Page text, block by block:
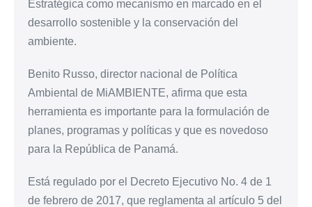
Estratégica como mecanismo en marcado en el
desarrollo sostenible y la conservación del
ambiente.
Benito Russo, director nacional de Política
Ambiental de MiAMBIENTE, afirma que esta
herramienta es importante para la formulación de
planes, programas y políticas y que es novedoso
para la República de Panamá.
Está regulado por el Decreto Ejecutivo No. 4 de 1
de febrero de 2017, que reglamenta al artículo 5 del